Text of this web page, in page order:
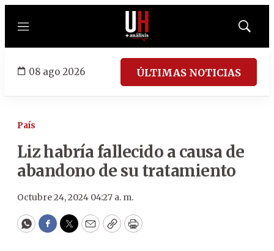
Menú
Mostrar
08 ago 2026 ÚLTIMAS NOTICIAS
País
Liz habría fallecido a causa de
abandono de su tratamiento
Octubre 24, 2024 04:27 a. m.
WhatsApp
Facebook
Twitter
EmailCopyPrint